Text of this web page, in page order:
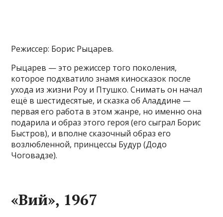
Режиссер: Борис Рыцарев.
Рыцарев — это режиссер того поколения,
которое подхватило знамя киносказок после
ухода из жизни Роу и Птушко. Снимать он начал
ещё в шестидесятые, и сказка об Аладдине —
первая его работа в этом жанре, но именно она
подарила и образ этого героя (его сыграл Борис
Быстров), и вполне сказочный образ его
возлюбленной, принцессы Будур (Додо
Чоговадзе).
«Вий», 1967